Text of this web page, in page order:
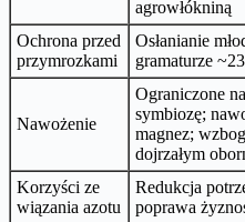
agrowłókniną
Ochrona przed
przymrozkami
Osłanianie
gramaturze
Nawożenie
Ograniczone
symbiozę;
magnez;
dojrzałym
Korzyści ze
wiązania azotu
Redukcja
poprawa